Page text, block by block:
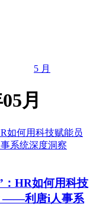
5 月
月
：HR如何用科技
——利唐i人事系